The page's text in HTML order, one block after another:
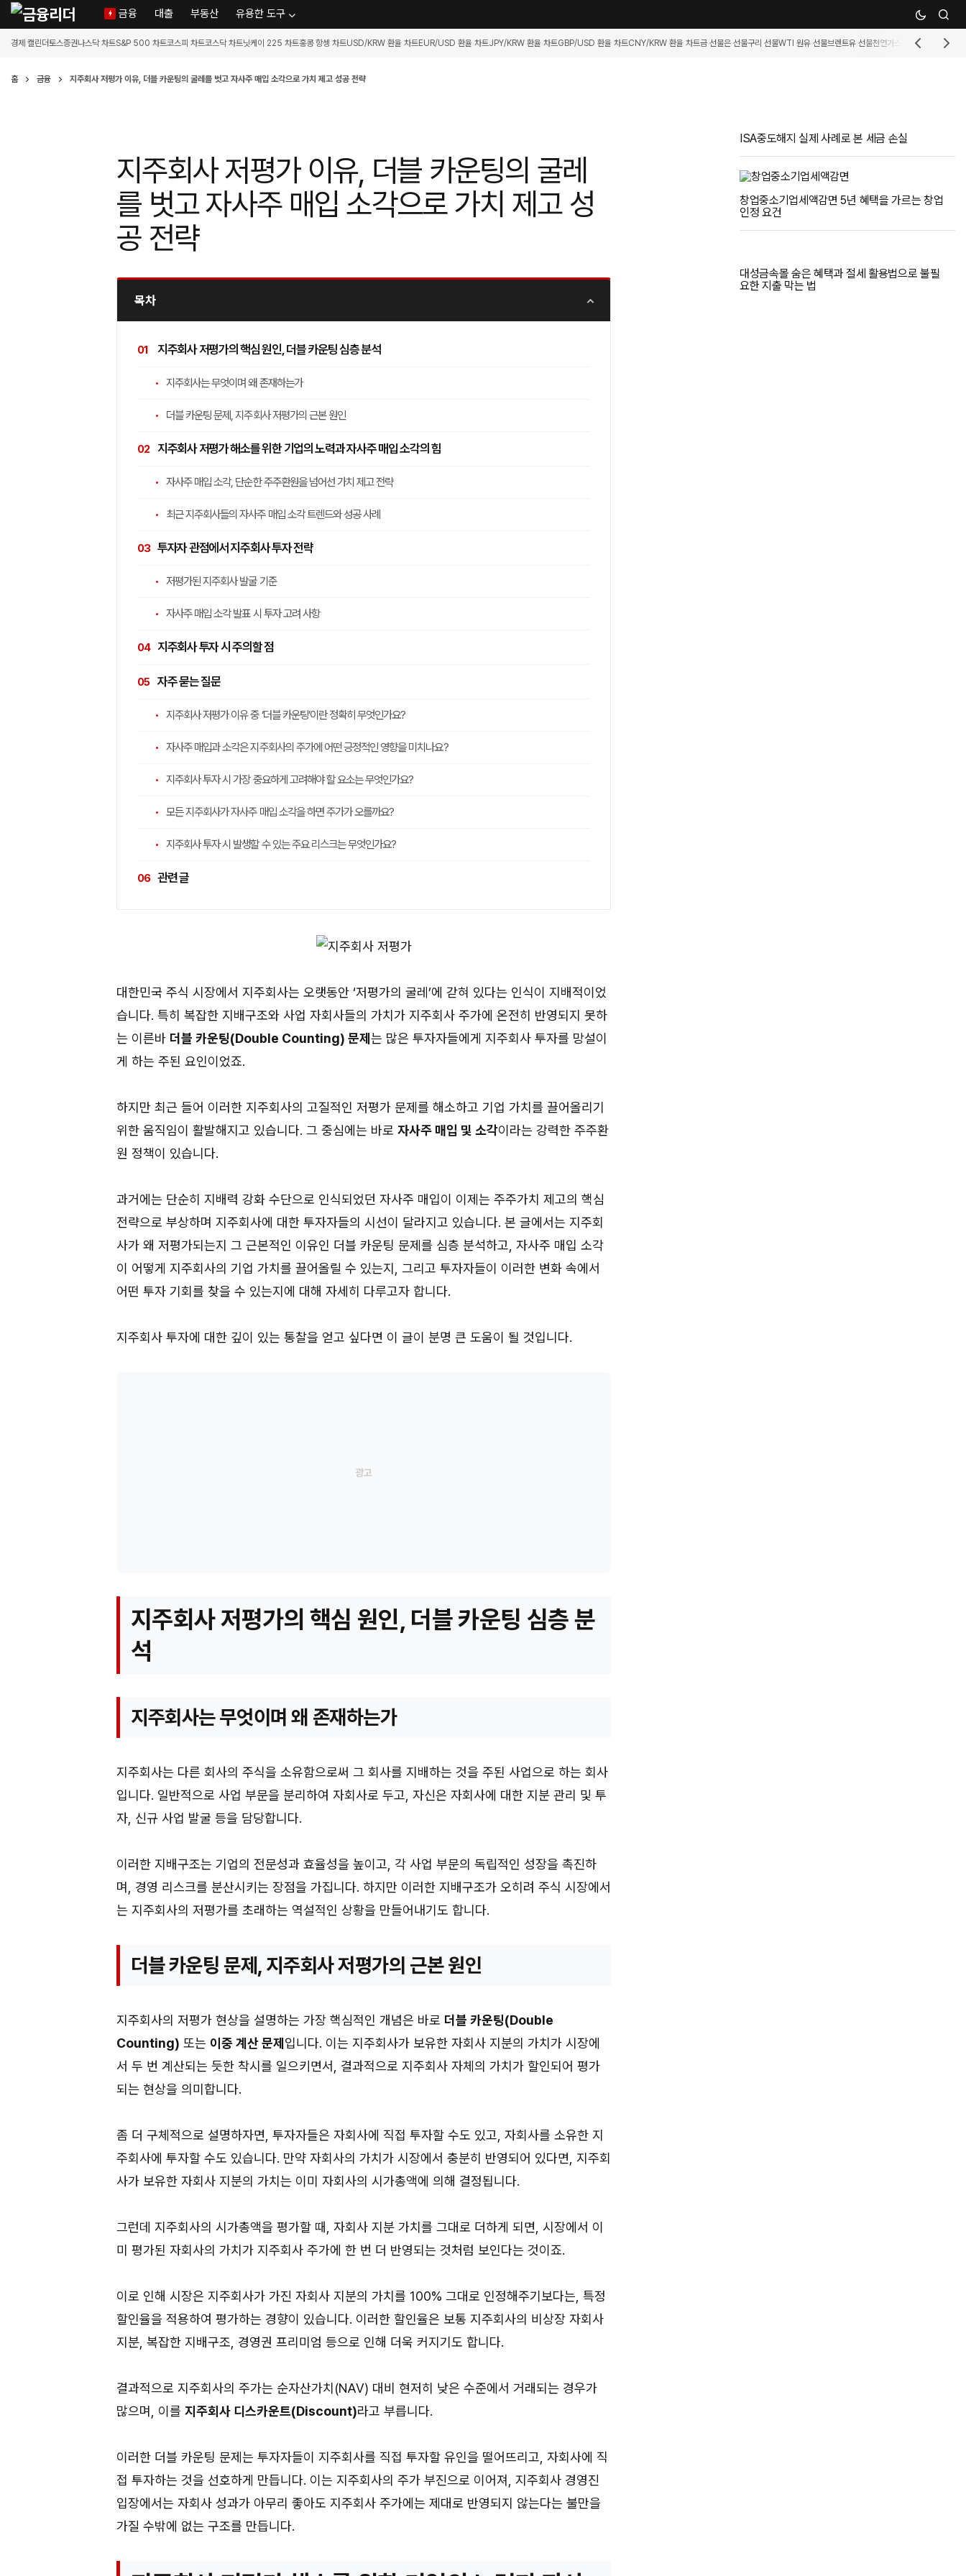
금융 대출 부동산 유용한 도구
경제 캘린더토스증권나스닥 차트S&P 500 차트코스피 차트코스닥 차트닛케이 225 차트홍콩 항셍 차트USD/KRW 환율 차트EUR/USD 환율 차트JPY/KRW 환율 차트GBP/USD 환율 차트CNY/KRW 환율 차트금 선물은 선물구리 선물WTI 원유 선물브렌트유 선물천연가스 선물휘발유 선물
홈 금융 지주회사 저평가 이유, 더블 카운팅의 굴레를 벗고 자사주 매입 소각으로 가치 제고 성공 전략
지주회사 저평가 이유, 더블 카운팅의 굴레
를 벗고 자사주 매입 소각으로 가치 제고 성
공 전략
목차
지주회사 저평가의 핵심 원인, 더블 카운팅 심층 분석
지주회사는 무엇이며 왜 존재하는가
더블 카운팅 문제, 지주회사 저평가의 근본 원인
지주회사 저평가 해소를 위한 기업의 노력과 자사주 매입 소각의 힘
자사주 매입 소각, 단순한 주주환원을 넘어선 가치 제고 전략
최근 지주회사들의 자사주 매입 소각 트렌드와 성공 사례
투자자 관점에서 지주회사 투자 전략
저평가된 지주회사 발굴 기준
자사주 매입 소각 발표 시 투자 고려 사항
지주회사 투자 시 주의할 점
자주 묻는 질문
지주회사 저평가 이유 중 ‘더블 카운팅’이란 정확히 무엇인가요?
자사주 매입과 소각은 지주회사의 주가에 어떤 긍정적인 영향을 미치나요?
지주회사 투자 시 가장 중요하게 고려해야 할 요소는 무엇인가요?
모든 지주회사가 자사주 매입 소각을 하면 주가가 오를까요?
지주회사 투자 시 발생할 수 있는 주요 리스크는 무엇인가요?
관련 글
대한민국 주식 시장에서 지주회사는 오랫동안 ‘저평가의 굴레’에 갇혀 있다는 인식이 지배적이었
습니다. 특히 복잡한 지배구조와 사업 자회사들의 가치가 지주회사 주가에 온전히 반영되지 못하
는 이른바 더블 카운팅(Double Counting) 문제 는 많은 투자자들에게 지주회사 투자를 망설이
게 하는 주된 요인이었죠.
하지만 최근 들어 이러한 지주회사의 고질적인 저평가 문제를 해소하고 기업 가치를 끌어올리기
위한 움직임이 활발해지고 있습니다. 그 중심에는 바로 자사주 매입 및 소각이라는 강력한 주주환
원 정책이 있습니다.
과거에는 단순히 지배력 강화 수단으로 인식되었던 자사주 매입이 이제는 주주가치 제고의 핵심
전략으로 부상하며 지주회사에 대한 투자자들의 시선이 달라지고 있습니다. 본 글에서는 지주회
사가 왜 저평가되는지 그 근본적인 이유인 더블 카운팅 문제를 심층 분석하고, 자사주 매입 소각
이 어떻게 지주회사의 기업 가치를 끌어올릴 수 있는지, 그리고 투자자들이 이러한 변화 속에서
어떤 투자 기회를 찾을 수 있는지에 대해 자세히 다루고자 합니다.
지주회사 투자에 대한 깊이 있는 통찰을 얻고 싶다면 이 글이 분명 큰 도움이 될 것입니다.
지주회사 저평가의 핵심 원인, 더블 카운팅 심층 분
석
지주회사는 무엇이며 왜 존재하는가
지주회사는 다른 회사의 주식을 소유함으로써 그 회사를 지배하는 것을 주된 사업으로 하는 회사
입니다. 일반적으로 사업 부문을 분리하여 자회사로 두고, 자신은 자회사에 대한 지분 관리 및 투
자, 신규 사업 발굴 등을 담당합니다.
이러한 지배구조는 기업의 전문성과 효율성을 높이고, 각 사업 부문의 독립적인 성장을 촉진하
며, 경영 리스크를 분산시키는 장점을 가집니다. 하지만 이러한 지배구조가 오히려 주식 시장에서
는 지주회사의 저평가를 초래하는 역설적인 상황을 만들어내기도 합니다.
더블 카운팅 문제, 지주회사 저평가의 근본 원인
지주회사의 저평가 현상을 설명하는 가장 핵심적인 개념은 바로 더블 카운팅(Double
Counting) 또는 이중 계산 문제 입니다. 이는 지주회사가 보유한 자회사 지분의 가치가 시장에
서 두 번 계산되는 듯한 착시를 일으키면서, 결과적으로 지주회사 자체의 가치가 할인되어 평가
되는 현상을 의미합니다.
좀 더 구체적으로 설명하자면, 투자자들은 자회사에 직접 투자할 수도 있고, 자회사를 소유한 지
주회사에 투자할 수도 있습니다. 만약 자회사의 가치가 시장에서 충분히 반영되어 있다면, 지주회
사가 보유한 자회사 지분의 가치는 이미 자회사의 시가총액에 의해 결정됩니다.
그런데 지주회사의 시가총액을 평가할 때, 자회사 지분 가치를 그대로 더하게 되면, 시장에서 이
미 평가된 자회사의 가치가 지주회사 주가에 한 번 더 반영되는 것처럼 보인다는 것이죠.
이로 인해 시장은 지주회사가 가진 자회사 지분의 가치를 100% 그대로 인정해주기보다는, 특정
할인율을 적용하여 평가하는 경향이 있습니다. 이러한 할인율은 보통 지주회사의 비상장 자회사
지분, 복잡한 지배구조, 경영권 프리미엄 등으로 인해 더욱 커지기도 합니다.
결과적으로 지주회사의 주가는 순자산가치(NAV) 대비 현저히 낮은 수준에서 거래되는 경우가
많으며, 이를 지주회사 디스카운트(Discount)라고 부릅니다.
이러한 더블 카운팅 문제는 투자자들이 지주회사를 직접 투자할 유인을 떨어뜨리고, 자회사에 직
접 투자하는 것을 선호하게 만듭니다. 이는 지주회사의 주가 부진으로 이어져, 지주회사 경영진
입장에서는 자회사 성과가 아무리 좋아도 지주회사 주가에는 제대로 반영되지 않는다는 불만을
가질 수밖에 없는 구조를 만듭니다.
ISA중도해지 실제 사례로 본 세금 손실
창업중소기업세액감면 5년 혜택을 가르는 창업
인정 요건
대성금속몰 숨은 혜택과 절세 활용법으로 불필
요한 지출 막는 법